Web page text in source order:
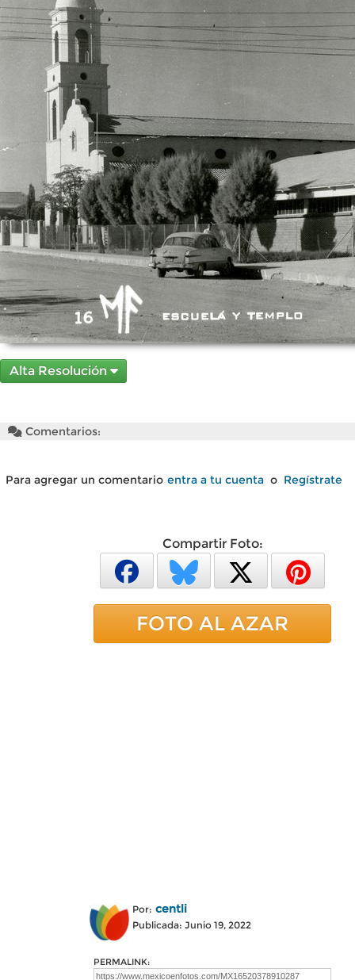
Alta Resolución
Comentarios:
Para agregar un comentario entra a tu cuenta o Regístrate
Compartir Foto:
FOTO AL AZAR
Por: centli
Publicada: Junio 19, 2022
PERMALINK: